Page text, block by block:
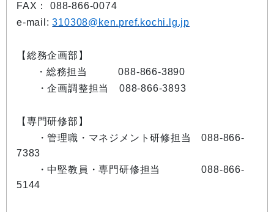
FAX： 088-866-0074
e-mail:310308@ken.pref.kochi.lg.jp
【総務企画部】
・総務担当 088-866-3890
・企画調整担当 088-866-3893
【専門研修部】
・管理職・マネジメント研修担当 088-866-
7383
・中堅教員・専門研修担当 088-866-
5144